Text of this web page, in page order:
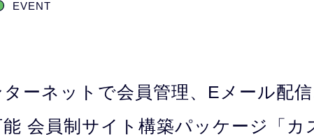
EVENT
ーネットで会員管理、Eメール配
能 会員制サイト構築パッケージ「カ